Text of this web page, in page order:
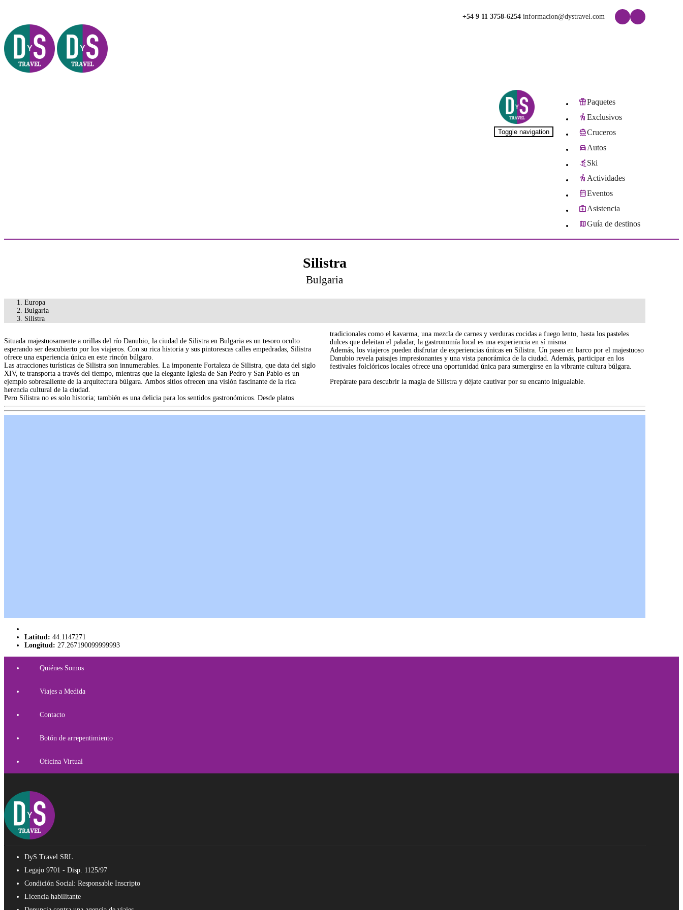
+54 9 11 3758-6254informacion@dystravel.com
Toggle navigation
Paquetes
Exclusivos
Cruceros
Autos
Ski
Actividades
Eventos
Asistencia
Guía de destinos
Silistra
Bulgaria
Europa
Bulgaria
Silistra
Situada majestuosamente a orillas del río Danubio, la ciudad de Silistra en Bulgaria es un tesoro oculto
esperando ser descubierto por los viajeros. Con su rica historia y sus pintorescas calles empedradas, Silistra
ofrece una experiencia única en este rincón búlgaro.
Las atracciones turísticas de Silistra son innumerables. La imponente Fortaleza de Silistra, que data del siglo
XIV, te transporta a través del tiempo, mientras que la elegante Iglesia de San Pedro y San Pablo es un
ejemplo sobresaliente de la arquitectura búlgara. Ambos sitios ofrecen una visión fascinante de la rica
herencia cultural de la ciudad.
Pero Silistra no es solo historia; también es una delicia para los sentidos gastronómicos. Desde platos
tradicionales como el kavarma, una mezcla de carnes y verduras cocidas a fuego lento, hasta los pasteles
dulces que deleitan el paladar, la gastronomía local es una experiencia en sí misma.
Además, los viajeros pueden disfrutar de experiencias únicas en Silistra. Un paseo en barco por el majestuoso
Danubio revela paisajes impresionantes y una vista panorámica de la ciudad. Además, participar en los
festivales folclóricos locales ofrece una oportunidad única para sumergirse en la vibrante cultura búlgara.
Prepárate para descubrir la magia de Silistra y déjate cautivar por su encanto inigualable.
Latitud: 44.1147271
Longitud: 27.267190099999993
Quiénes Somos
Viajes a Medida
Contacto
Botón de arrepentimiento
Oficina Virtual
DyS Travel SRL
Legajo 9701 - Disp. 1125/97
Condición Social: Responsable Inscripto
Licencia habilitante